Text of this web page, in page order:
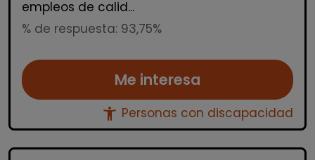
empleos de calid...
% de respuesta: 93,75%
Me interesa
accessibility_new Personas con discapacidad